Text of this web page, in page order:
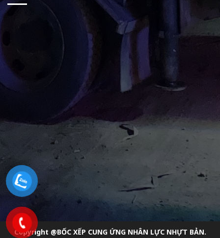
Copyright @BỐC XẾP CUNG ỨNG NHÂN LỰC NHỰT BẢN.